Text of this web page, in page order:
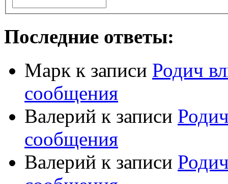
Последние ответы:
Марк к записи Родич
сообщения
Валерий к записи
сообщения
Валерий к записи